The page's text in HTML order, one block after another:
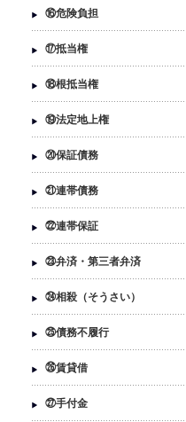
⑯危険負担
⑰抵当権
⑱根抵当権
⑲法定地上権
⑳保証債務
㉑連帯債務
㉒連帯保証
㉓弁済・第三者弁済
㉔相殺（そうさい）
㉕債務不履行
㉖賃貸借
㉗手付金